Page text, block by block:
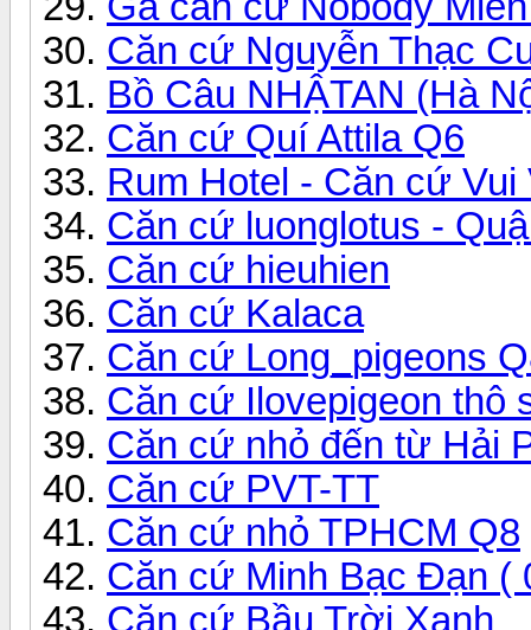
Căn cứ Nguyễn Thạc
Bồ Câu NHẬTAN (Hà
Căn cứ Quí Attila Q6
Rum Hotel - Căn cứ Vui
Căn cứ luonglotus -
Căn cứ hieuhien
Căn cứ Kalaca
Căn cứ Long_pigeons
Căn cứ Ilovepigeon thô
Căn cứ nhỏ đến từ Hải
Căn cứ PVT-TT
Căn cứ nhỏ TPHCM Q8
Căn cứ Minh Bạc Đạn (
Căn cứ Bầu Trời Xanh